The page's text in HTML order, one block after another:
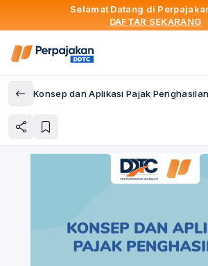
Selamat Datang di
DAFTAR SEKARANG
Konsep dan Aplikasi Pajak Penghasilan